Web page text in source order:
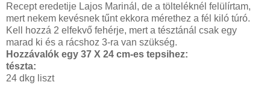
Recept eredetije Lajos Marinál, de a tölteléknél felülírtam,
mert nekem kevésnek tűnt ekkora mérethez a fél kiló túró.
Kell hozzá 2 elfekvő fehérje, mert a tésztánál csak egy
marad ki és a rácshoz 3-ra van szükség.
Hozzávalók egy 37 X 24 cm-es tepsihez:
tészta:
24 dkg liszt